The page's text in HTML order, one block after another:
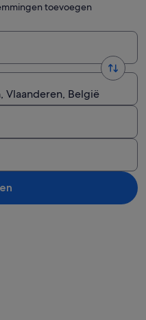
toevoegen
Vlaanderen, België